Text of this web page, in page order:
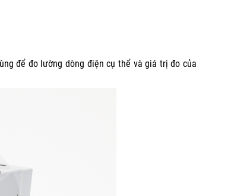
để đo lường dòng điện cụ thể và giá trị đo của